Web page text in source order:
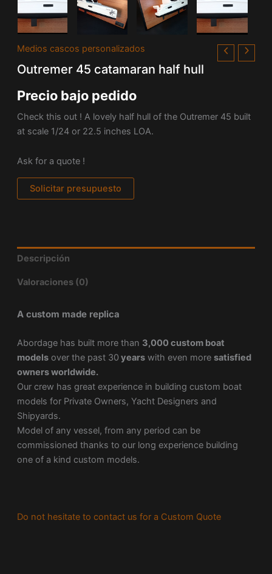
Medios cascos personalizados
Outremer 45 catamaran half hull
Precio bajo pedido
Check this out ! A lovely half hull of the Outremer 45 built
at scale 1/24 or 22.5 inches LOA.
Ask for a quote !
Solicitar presupuesto
Descripción
Valoraciones (0)
A custom made replica
Abordage has built more than 3,000 custom boat
modelsover the past 30 yearswith even more satisfied
owners worldwide.
Our crew has great experience in building custom boat
models for Private Owners, Yacht Designers and
Shipyards.
Model of any vessel, from any period can be
commissioned thanks to our long experience building
one of a kind custom models.
Do not hesitate to contact us for a Custom Quote